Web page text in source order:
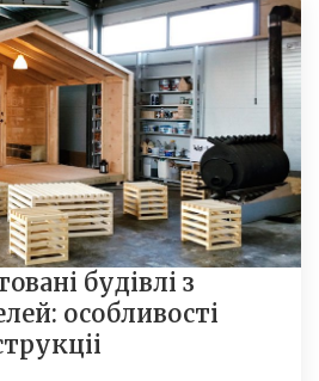
будівлі з
особливості